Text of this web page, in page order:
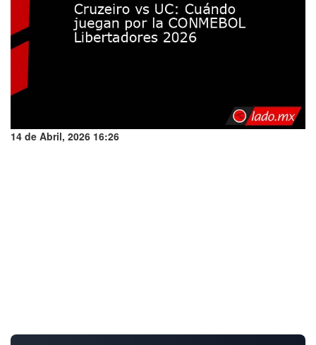
14 de Abril, 2026 16:26